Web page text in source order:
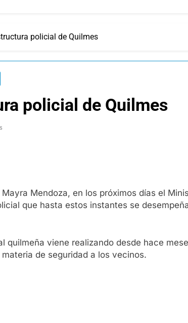
policial de Quilmes
policial de Quilmes
Mendoza, en los próximos días el
que hasta estos instantes se
quilmeña viene realizando desde hace
de seguridad a los vecinos.